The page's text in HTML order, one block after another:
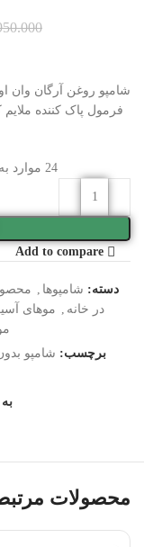
شامپو روغن آرگان وان
فرمول پاک کننده
24 موارد
Add to compare
دسته: شامپوها
در خانه
موهای
برچسب: شامپو
محصولات